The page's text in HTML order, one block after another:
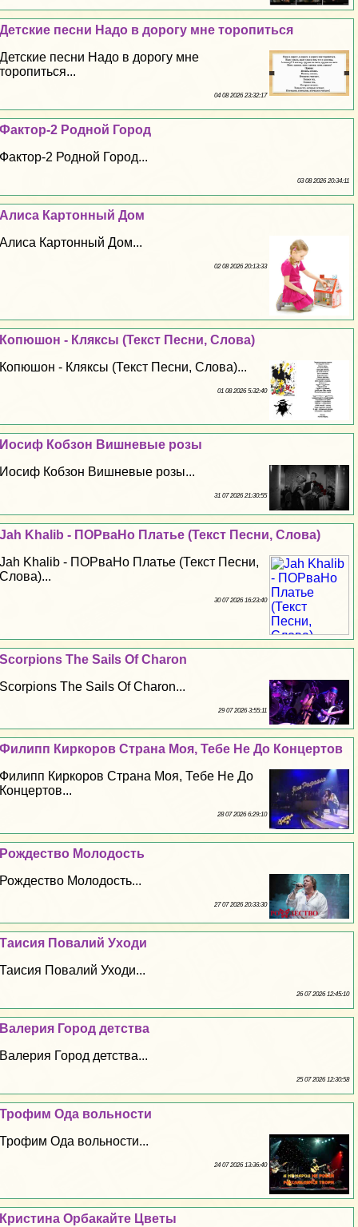
Детские песни Надо в дорогу мне торопиться
Детские песни Надо в дорогу мне
торопиться...
04 08 2026 23:32:17
Фактор-2 Родной Город
Фактор-2 Родной Город...
03 08 2026 20:34:11
Алиса Картонный Дом
Алиса Картонный Дом...
02 08 2026 20:13:33
Копюшон - Кляксы (Текст Песни, Слова)
Копюшон - Кляксы (Текст Песни, Слова)...
01 08 2026 5:32:40
Иосиф Кобзон Вишневые розы
Иосиф Кобзон Вишневые розы...
31 07 2026 21:30:55
Jah Khalib - ПОРваНо Платье (Текст Песни, Слова)
Jah Khalib - ПОРваНо Платье (Текст Песни,
Слова)...
30 07 2026 16:23:40
Scorpions The Sails Of Charon
Scorpions The Sails Of Charon...
29 07 2026 3:55:11
Филипп Киркоров Страна Моя, Тебе Не До Концертов
Филипп Киркоров Страна Моя, Тебе Не До
Концертов...
28 07 2026 6:29:10
Рождество Молодость
Рождество Молодость...
27 07 2026 20:33:30
Таисия Повалий Уходи
Таисия Повалий Уходи...
26 07 2026 12:45:10
Валерия Город детства
Валерия Город детства...
25 07 2026 12:30:58
Трофим Ода вольности
Трофим Ода вольности...
24 07 2026 13:36:40
Кристина Орбакайте Цветы